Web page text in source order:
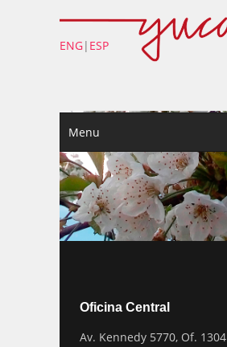
ENG| ESP
Menu
Oficina Central
Av. Kennedy 5770, Of. 1304